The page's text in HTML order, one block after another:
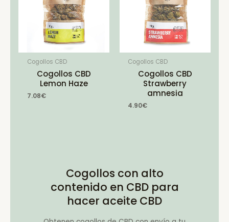
Cogollos CBD
Cogollos CBD
Lemon Haze
7.08€
Cogollos CBD
Cogollos CBD
Strawberry
amnesia
4.90€
Cogollos con alto
contenido en CBD para
hacer aceite CBD